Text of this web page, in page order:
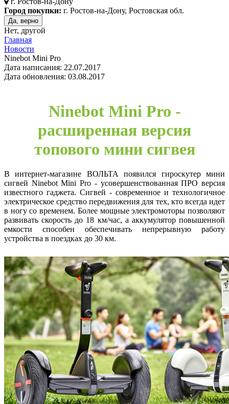
Город покупки: г. Ростов-на-Дону, Ростовская обл.
Да, верно
Нет, другой
Главная
Новости
Ninebot Mini Pro
Дата написания: 22.07.2017
Дата обновления: 03.08.2017
Ninebot Mini Pro -
расширенная версия
топового мини сигвея
В интернет-магазине ВОЛЬТА появился гироскутер мини
сигвей Ninebot Mini Pro - усовершенствованная ПРО версия
известного гаджета. Сигвей - современное и технологичное
электрическое средство передвижения для тех, кто всегда идет
в ногу со временем. Более мощные электромоторы позволяют
развивать скорость до 18 км/час, а аккумулятор повышенной
емкости способен обеспечивать непрерывную работу
устройства в поездках до 30 км.